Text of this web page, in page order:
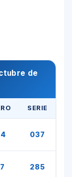
de
SERIE
037
285